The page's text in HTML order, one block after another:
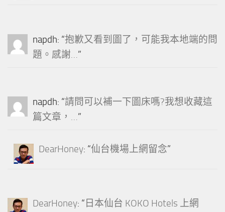
napdh: “抱歉又看到圖了，可能我本地端的問
題。感謝…”
napdh: “請問可以補一下圖床嗎?我想收藏這
篇文章，…”
DearHoney: “仙台機場上網留念”
DearHoney: “ 日本仙台 KOKO Hotels 上網